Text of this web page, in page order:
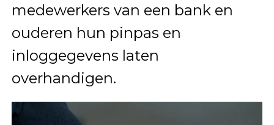
medewerkers van een bank en
ouderen hun pinpas en
inloggegevens laten
overhandigen.